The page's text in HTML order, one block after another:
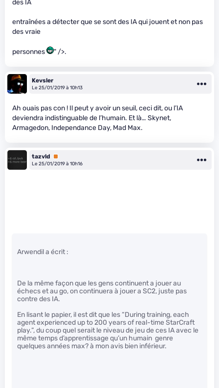
des IA
entraînées a détecter que se sont des IA qui jouent et non pas
des vraie
personnes " />.
Kevsler
Le 25/01/2019 à 10h13
Ah ouais pas con ! Il peut y avoir un seuil, ceci dit, ou l’IA
deviendra indistinguable de l’humain. Et là… Skynet,
Armagedon, Independance Day, Mad Max.
tazvld
Premium
Le 25/01/2019 à 10h16
Arwendil a écrit :
De la même façon que les gens continuent a jouer au
échecs et au go, on continuera à jouer a SC2, juste pas
contre des IA.
En lisant le papier, il est dit que les “During training, each
agent experienced up to 200 years of real-time StarCraft
play.”, du coup quel serait le niveau de jeu de ces IA avec le
même temps d’apprentissage qu’un humain genre
quelques années max? à mon avis bien inférieur.